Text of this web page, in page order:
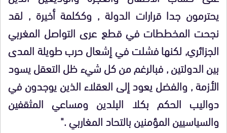
يحترمون جدا قرارات الدولة , وككلمة أخيرة , لقد
نجحت المخططات في قطع عرى التواصل المغربي
الجزائري, لكنها فشلت في إشعال حرب طويلة المدى
بين الدولتين , فبالرغم من كل شيء ظل التعقل يسود
الأزمة , والفضل يعود إلى العقلاء الذين يوجدون في
دواليب الحكم بكلا البلدين ومساعي المثقفين
والسياسيين المؤمنين بالتحاد المغاربي ."